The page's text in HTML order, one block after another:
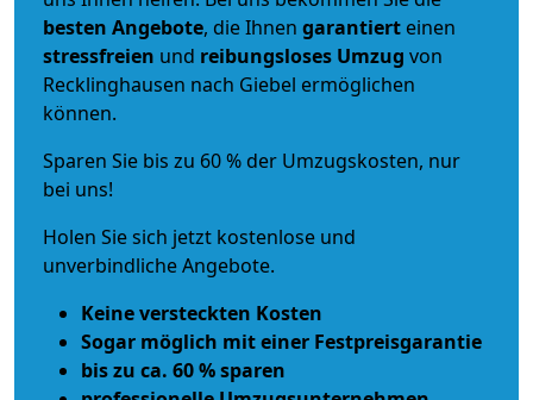
besten Angebote, die Ihnen garantiert einen
stressfreien und reibungsloses Umzug von
Recklinghausen nach Giebel ermöglichen
können.
Sparen Sie bis zu 60 % der Umzugskosten, nur
bei uns!
Holen Sie sich jetzt kostenlose und
unverbindliche Angebote.
Keine versteckten Kosten
Sogar möglich mit einer Festpreisgarantie
bis zu ca. 60 % sparen